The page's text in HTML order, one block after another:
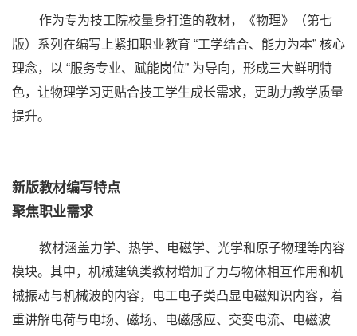
作为专为技工院校量身打造的教材，《物理》（第七
版）系列在编写上紧扣职业教育 “工学结合、能力为本” 核心
理念，以 “服务专业、赋能岗位” 为导向，形成三大鲜明特
色，让物理学习更贴合技工学生成长需求，更助力教学质量
提升。
新版教材编写特点
聚焦职业需求
教材涵盖力学、热学、电磁学、光学和原子物理等内容
模块。其中，机械建筑类教材增加了力与物体相互作用和机
械振动与机械波的内容，电工电子类凸显电磁知识内容，着
重讲解电荷与电场、磁场、电磁感应、交变电流、电磁波